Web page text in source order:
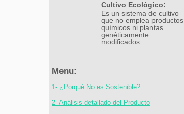
Cultivo Ecológico:
Es un sistema de cultivo
que no emplea productos
químicos ni plantas
genéticamente
modificados.
Menu:
1- ¿Porqué No es Sostenible?
2- Análisis detallado del Producto